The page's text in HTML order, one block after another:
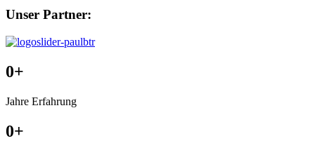
Unser Partner:
0+
Jahre Erfahrung
0+